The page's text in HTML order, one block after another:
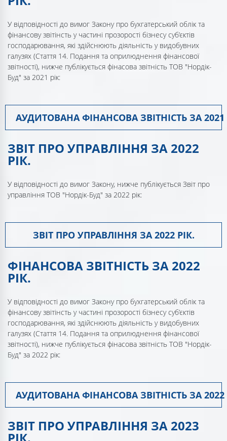
У відповідності до вимог Закону про бухгатерський облік та
фінансову звітінсть у частині прозорості бізнесу суб’єктів
господарювання, які здійснюють діяльність у видобувних
галузях (Стаття 14. Подання та оприлюднення фінансової
звітності), нижче публікується фінасова звітність ТОВ "Нордік-
Буд" за 2021 рік:
АУДИТОВАНА ФІНАНСОВА ЗВІТНІСТЬ ЗА 2021
ЗВІТ ПРО УПРАВЛІННЯ ЗА 2022
РІК.
У відповідності до вимог Закону, нижче публікується Звіт про
управління ТОВ "Нордік-Буд" за 2022 рік:
ЗВІТ ПРО УПРАВЛІННЯ ЗА 2022 РІК.
ФІНАНСОВА ЗВІТНІСТЬ ЗА 2022
РІК.
У відповідності до вимог Закону про бухгатерський облік та
фінансову звітінсть у частині прозорості бізнесу суб’єктів
господарювання, які здійснюють діяльність у видобувних
галузях (Стаття 14. Подання та оприлюднення фінансової
звітності), нижче публікується фінасова звітність ТОВ "Нордік-
Буд" за 2022 рік:
АУДИТОВАНА ФІНАНСОВА ЗВІТНІСТЬ ЗА 2022
ЗВІТ ПРО УПРАВЛІННЯ ЗА 2023